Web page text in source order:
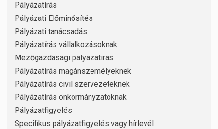
Pályázatírás
Pályázati Előminősítés
Pályázati tanácsadás
Pályázatírás vállalkozásoknak
Mezőgazdasági pályázatírás
Pályázatírás magánszemélyeknek
Pályázatírás civil szervezeteknek
Pályázatírás önkormányzatoknak
Pályázatfigyelés
Specifikus pályázatfigyelés vagy hírlevél